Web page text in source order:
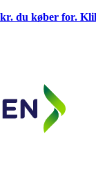
du køber for.